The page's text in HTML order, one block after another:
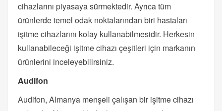
cihazlarını piyasaya sürmektedir. Ayrıca tüm
ürünlerde temel odak noktalarından biri hastaları
işitme cihazlarını kolay kullanabilmesidir. Herkesin
kullanabileceği işitme cihazı çeşitleri için markanın
ürünlerini inceleyebilirsiniz.
Audifon
Audifon, Almanya menşeli çalışan bir işitme cihazı